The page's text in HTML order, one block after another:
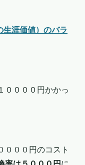
生涯価値）のバラ
００００円かかっ
０００円のコスト